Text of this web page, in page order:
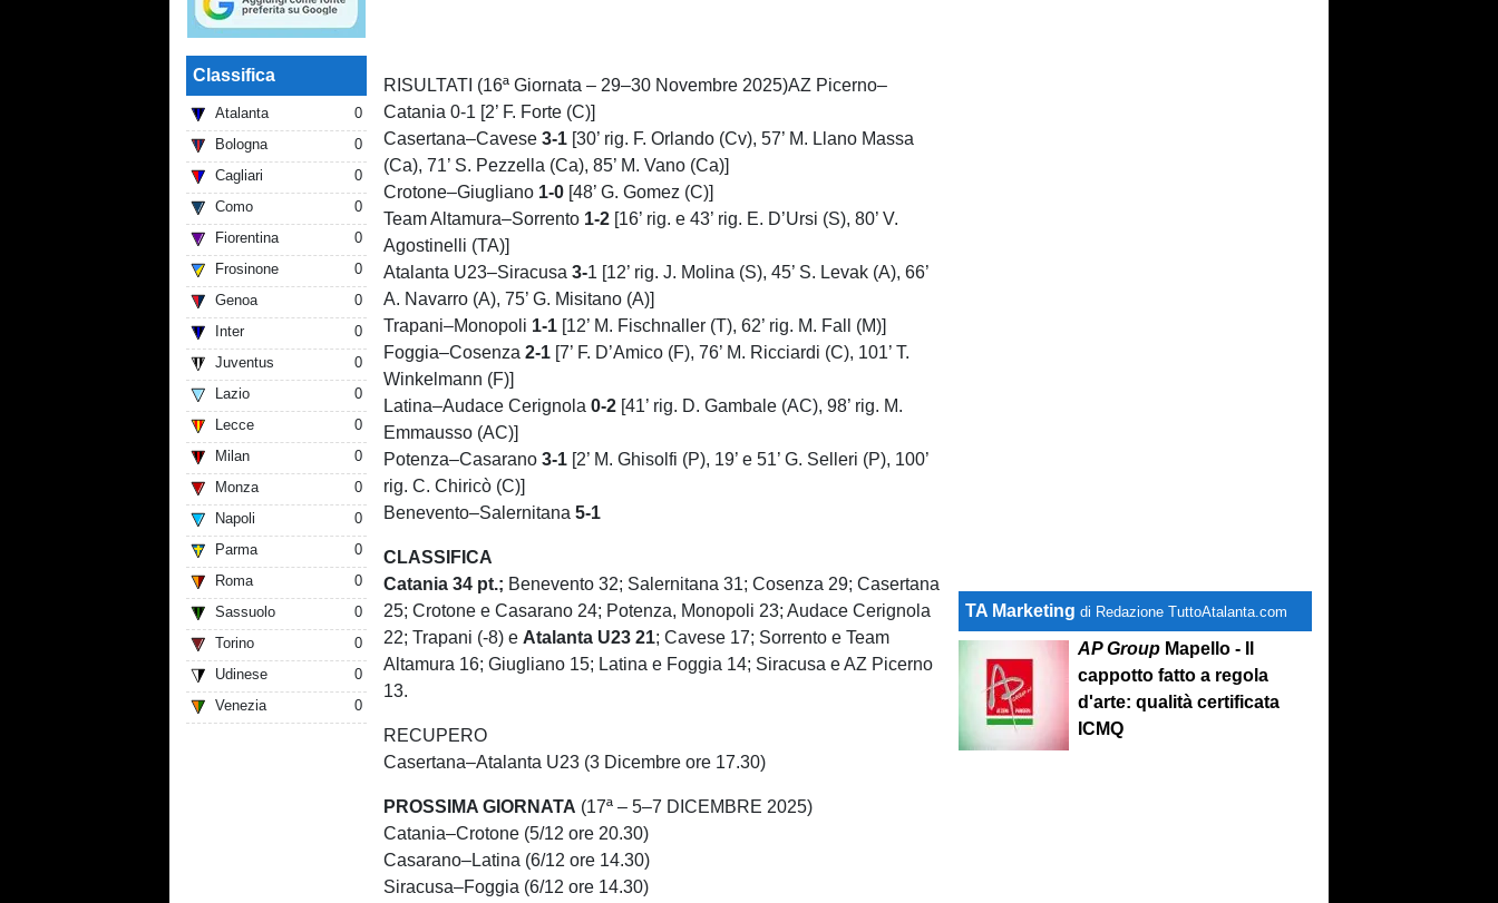
Classifica
Atalanta
0
Bologna
0
Cagliari
0
Como
0
Fiorentina
0
Frosinone
0
Genoa
0
Inter
0
Juventus
0
Lazio
0
Lecce
0
Milan
0
Monza
0
Napoli
0
Parma
0
Roma
0
Sassuolo
0
Torino
0
Udinese
0
Venezia
0
RISULTATI (16ª Giornata – 29–30 Novembre 2025)AZ Picerno–
Catania 0-1 [2’ F. Forte (C)]
Casertana–Cavese3-1 [30’ rig. F. Orlando (Cv), 57’ M. Llano Massa
(Ca), 71’ S. Pezzella (Ca), 85’ M. Vano (Ca)]
Crotone–Giugliano 1-0 [48’ G. Gomez (C)]
Team Altamura–Sorrento 1-2 [16’ rig. e 43’ rig. E. D’Ursi (S), 80’ V.
Agostinelli (TA)]
Atalanta U23–Siracusa 3-1 [12’ rig. J. Molina (S), 45’ S. Levak (A), 66’
A. Navarro (A), 75’ G. Misitano (A)]
Trapani–Monopoli 1-1 [12’ M. Fischnaller (T), 62’ rig. M. Fall (M)]
Foggia–Cosenza 2-1 [7’ F. D’Amico (F), 76’ M. Ricciardi (C), 101’ T.
Winkelmann (F)]
Latina–Audace Cerignola0-2 [41’ rig. D. Gambale (AC), 98’ rig. M.
Emmausso (AC)]
Potenza–Casarano3-1 [2’ M. Ghisolfi (P), 19’ e 51’ G. Selleri (P), 100’
rig. C. Chiricò (C)]
Benevento–Salernitana5-1
CLASSIFICA
Catania 34 pt.; Benevento 32; Salernitana 31; Cosenza 29; Casertana
25; Crotone e Casarano 24; Potenza, Monopoli 23; Audace Cerignola
22; Trapani (-8) e Atalanta U23 21; Cavese 17; Sorrento e Team
Altamura 16; Giugliano 15; Latina e Foggia 14; Siracusa e AZ Picerno
13.
RECUPERO
Casertana–Atalanta U23 (3 Dicembre ore 17.30)
PROSSIMA GIORNATA (17ª – 5–7 DICEMBRE 2025)
Catania–Crotone (5/12 ore 20.30)
Casarano–Latina (6/12 ore 14.30)
Siracusa–Foggia (6/12 ore 14.30)
TA Marketing di Redazione TuttoAtalanta.com
AP Group Mapello - Il
cappotto fatto a regola
d'arte: qualità certificata
ICMQ